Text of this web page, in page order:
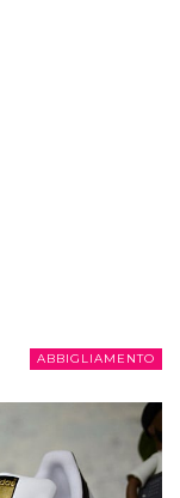
ABBIGLIAMENTO